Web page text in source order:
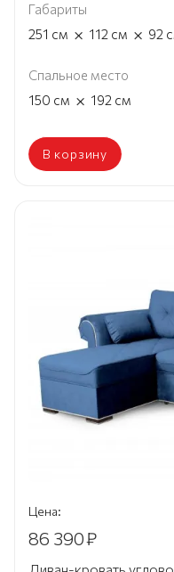
Габариты
251 см × 112 см × 92
Спальное место
150 см × 192 см
В корзину
Цена:
86 390₽